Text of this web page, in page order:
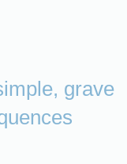
grave